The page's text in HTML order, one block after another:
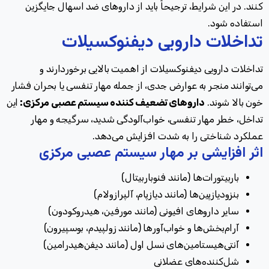
کنند. در این شرایط، ترجیحاً باید از داروهای ضد اسهال جایگزین
استفاده شود.
تداخلات دارویی دیفنوکسیلات
تداخلات دارویی دیفنوکسیلات از اهمیت بالایی برخوردارند و
می‌توانند منجر به عوارض جدی، از جمله مهار تنفسی یا بحران فشار
خون بالا شوند. داروهای تضعیف کننده سیستم عصبی مرکزی: این
تداخل، خطر مهار تنفسی، خواب‌آلودگی شدید، سرگیجه و مهار
عملکرد شناختی را به شدت افزایش می‌دهد.
اثر افزایشی بر مهار سیستم عصبی مرکزی
باربیتورات‌ها (مانند فنوباربیتال)
بنزودیازپین‌ها (مانند دیازپام، آلپرازولام)
سایر داروهای افیونی (مانند مورفین، هیدروکودون)
آرام‌بخش‌ها و خواب‌آورها (مانند زولپیدم، بوسپیرون)
آنتی‌هیستامین‌های نسل اول (مانند دیفن‌هیدرامین)
شل‌کننده‌های عضلانی